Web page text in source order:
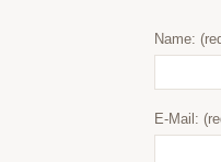
Name:
E-Mail: